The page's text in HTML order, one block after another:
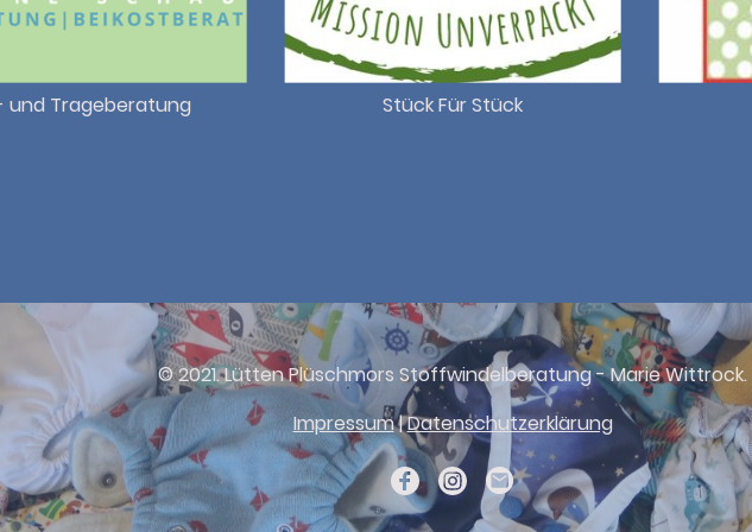
und Trageberatung Stück Für Stück
© 2021. Lütten Plüschmors Stoffwindelberatung - Marie Wittrock.
Impressum|Datenschutzerklärung